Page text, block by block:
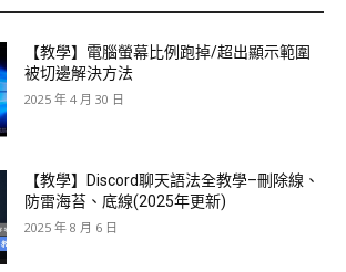
【教學】電腦螢幕比例跑掉/超出顯示範圍
被切邊解決方法
2025 年 4 月 30 日
【教學】Discord聊天語法全教學–刪除線、
防雷海苔、底線(2025年更新)
2025 年 8 月 6 日